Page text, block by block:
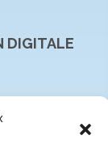
DIGITALE